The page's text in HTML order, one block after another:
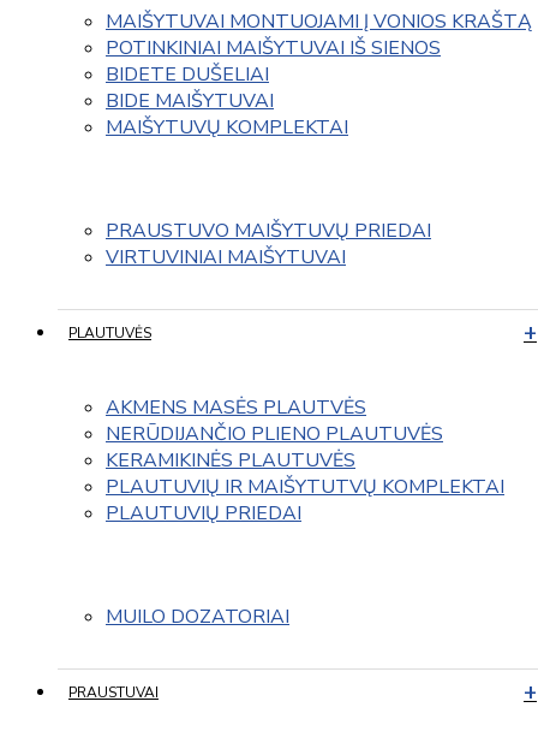
MAIŠYTUVAI MONTUOJAMI Į VONIOS KRAŠTĄ
POTINKINIAI MAIŠYTUVAI IŠ SIENOS
BIDETE DUŠELIAI
BIDE MAIŠYTUVAI
MAIŠYTUVŲ KOMPLEKTAI
PRAUSTUVO MAIŠYTUVŲ PRIEDAI
VIRTUVINIAI MAIŠYTUVAI
PLAUTUVĖS
AKMENS MASĖS PLAUTVĖS
NERŪDIJANČIO PLIENO PLAUTUVĖS
KERAMIKINĖS PLAUTUVĖS
PLAUTUVIŲ IR MAIŠYTUTVŲ KOMPLEKTAI
PLAUTUVIŲ PRIEDAI
MUILO DOZATORIAI
PRAUSTUVAI